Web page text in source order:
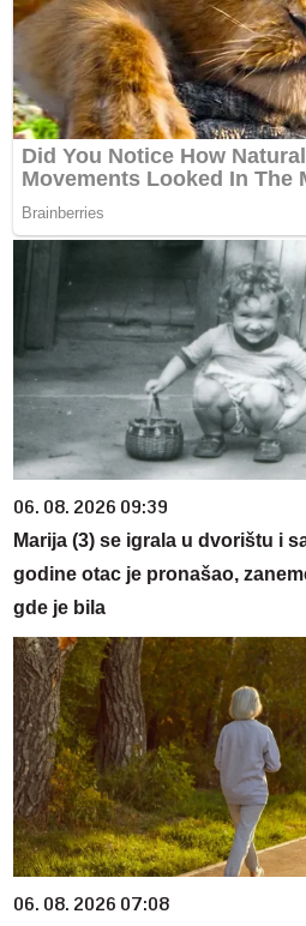
06. 08. 2026 09:39
Marija (3) se igrala u dvorištu i
godine otac je pronašao,
gde je bila
06. 08. 2026 07:08